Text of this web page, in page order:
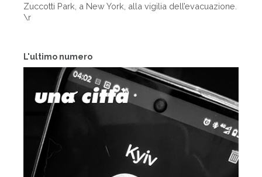
L'ultimo numero
Zuccotti Park, a New York, alla vigilia dell’evacuazione.
\r